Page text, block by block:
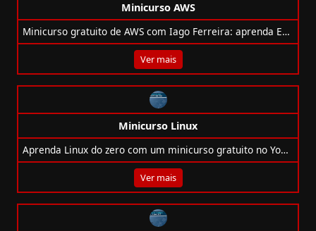
Minicurso AWS
Minicurso gratuito de AWS com Iago Ferreira: aprenda EC2, S3, RDS, CLI, custos e fundamentos da nuvem do zero!
Ver mais
Minicurso Linux
Aprenda Linux do zero com um minicurso gratuito no YouTube. Domine comandos, permissões e scripts com aulas práticas.
Ver mais